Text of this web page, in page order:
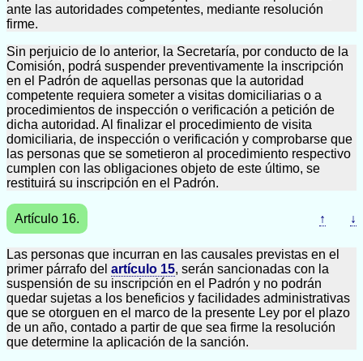
ante las autoridades competentes, mediante resolución
firme.
Sin perjuicio de lo anterior, la Secretaría, por conducto de la
Comisión, podrá suspender preventivamente la inscripción
en el Padrón de aquellas personas que la autoridad
competente requiera someter a visitas domiciliarias o a
procedimientos de inspección o verificación a petición de
dicha autoridad. Al finalizar el procedimiento de visita
domiciliaria, de inspección o verificación y comprobarse que
las personas que se sometieron al procedimiento respectivo
cumplen con las obligaciones objeto de este último, se
restituirá su inscripción en el Padrón.
Artículo 16. ↑ ↓
Las personas que incurran en las causales previstas en el
primer párrafo del artículo 15, serán sancionadas con la
suspensión de su inscripción en el Padrón y no podrán
quedar sujetas a los beneficios y facilidades administrativas
que se otorguen en el marco de la presente Ley por el plazo
de un año, contado a partir de que sea firme la resolución
que determine la aplicación de la sanción.